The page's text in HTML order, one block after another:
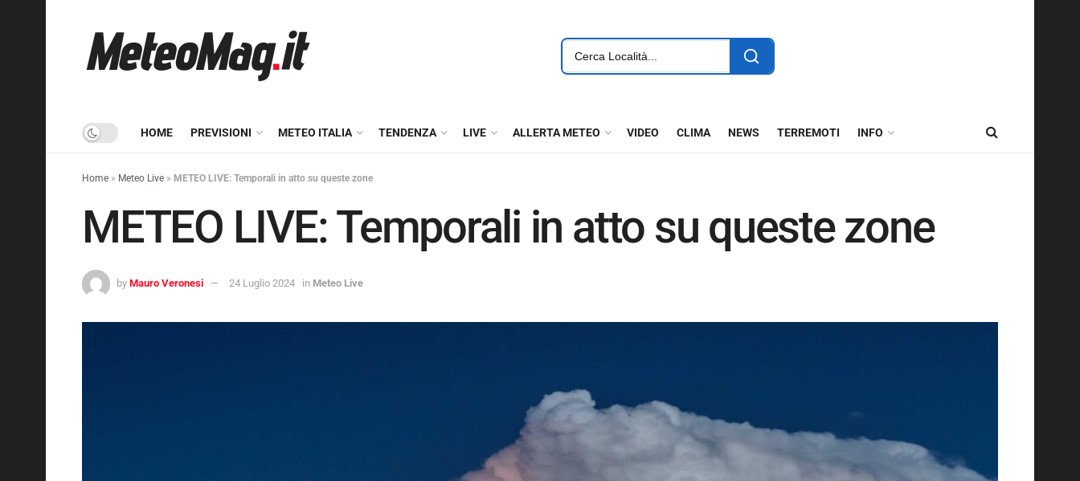
HOME PREVISIONI METEO ITALIA TENDENZA LIVE ALLERTA METEO VIDEO CLIMA NEWS TERREMOTI INFO
Home » Meteo Live » METEO LIVE: Temporali in atto su queste zone
METEO LIVE: Temporali in atto su queste zone
by Mauro Veronesi 24 Luglio 2024 in Meteo Live